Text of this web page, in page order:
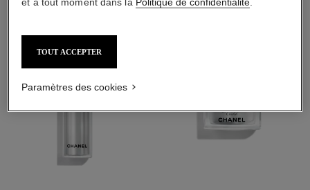
TOUT ACCEPTER
Paramètres des cookies